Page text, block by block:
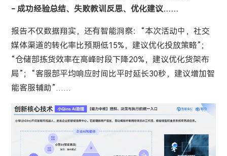
- 成功经验总结、失败教训反思、优化建议……
报告不仅数据翔实，还有智能洞察：“本次活动中，社交
媒体渠道的转化率比预期低15%，建议优化投放策略”；
“仓储部拣货效率在高峰时段下降20%，建议优化货架布
局”；“客服部平均响应时间比平时延长30秒，建议增加智
能客服辅助”……